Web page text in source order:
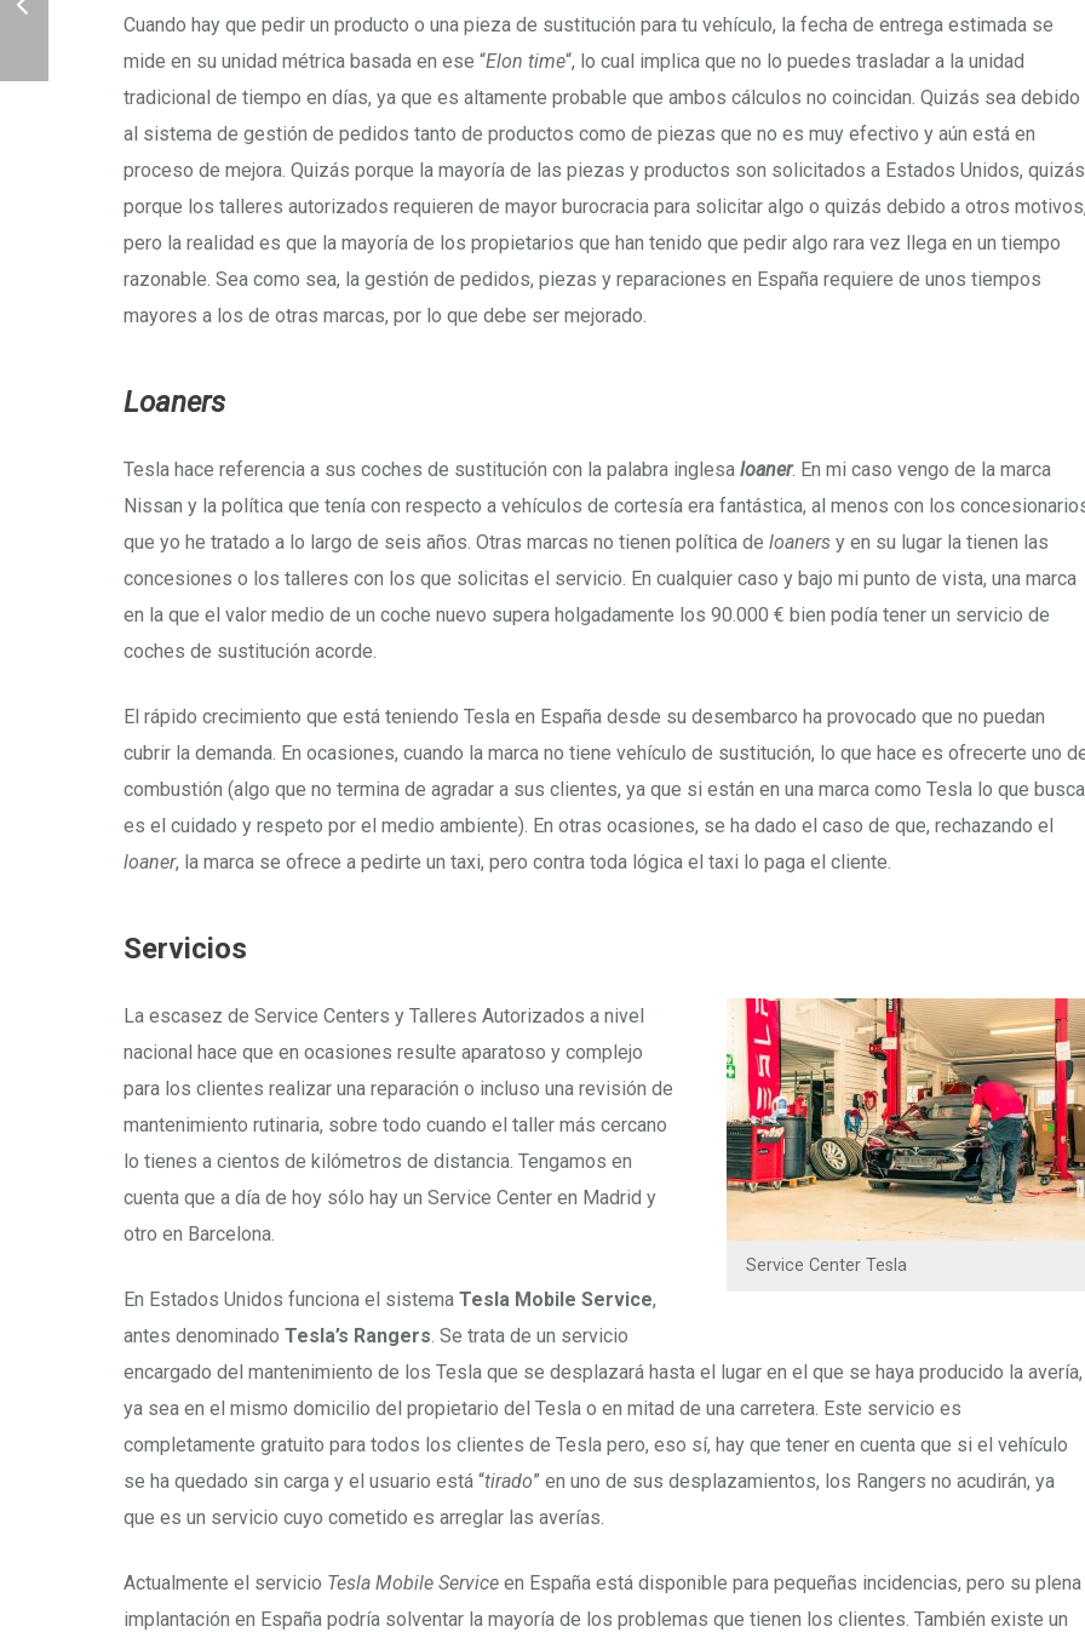
Cuando hay que pedir un producto o una pieza de sustitución para tu vehículo, la fecha de entrega estimada se
mide en su unidad métrica basada en ese “Elon time“, lo cual implica que no lo puedes trasladar a la unidad
tradicional de tiempo en días, ya que es altamente probable que ambos cálculos no coincidan. Quizás sea debido
al sistema de gestión de pedidos tanto de productos como de piezas que no es muy efectivo y aún está en
proceso de mejora. Quizás porque la mayoría de las piezas y productos son solicitados a Estados Unidos, quizás
porque los talleres autorizados requieren de mayor burocracia para solicitar algo o quizás debido a otros
pero la realidad es que la mayoría de los propietarios que han tenido que pedir algo rara vez llega en un tiempo
razonable. Sea como sea, la gestión de pedidos, piezas y reparaciones en España requiere de unos tiempos
mayores a los de otras marcas, por lo que debe ser mejorado.
Loaners
Tesla hace referencia a sus coches de sustitución con la palabra inglesa loaner. En mi caso vengo de la marca
Nissan y la política que tenía con respecto a vehículos de cortesía era fantástica, al menos con los
que yo he tratado a lo largo de seis años. Otras marcas no tienen política de loaners y en su lugar la tienen las
concesiones o los talleres con los que solicitas el servicio. En cualquier caso y bajo mi punto de vista, una marca
en la que el valor medio de un coche nuevo supera holgadamente los 90.000 € bien podía tener un servicio de
coches de sustitución acorde.
El rápido crecimiento que está teniendo Tesla en España desde su desembarco ha provocado que no puedan
cubrir la demanda. En ocasiones, cuando la marca no tiene vehículo de sustitución, lo que hace es ofrecerte uno
combustión (algo que no termina de agradar a sus clientes, ya que si están en una marca como Tesla lo que busca
es el cuidado y respeto por el medio ambiente). En otras ocasiones, se ha dado el caso de que, rechazando el
loaner, la marca se ofrece a pedirte un taxi, pero contra toda lógica el taxi lo paga el cliente.
Servicios
Service Center Tesla
La escasez de Service Centers y Talleres Autorizados a nivel
nacional hace que en ocasiones resulte aparatoso y complejo
para los clientes realizar una reparación o incluso una revisión de
mantenimiento rutinaria, sobre todo cuando el taller más cercano
lo tienes a cientos de kilómetros de distancia. Tengamos en
cuenta que a día de hoy sólo hay un Service Center en Madrid y
otro en Barcelona.
En Estados Unidos funciona el sistema Tesla Mobile Service,
antes denominado Tesla’s Rangers . Se trata de un servicio
encargado del mantenimiento de los Tesla que se desplazará hasta el lugar en el que se haya producido la avería,
ya sea en el mismo domicilio del propietario del Tesla o en mitad de una carretera. Este servicio es
completamente gratuito para todos los clientes de Tesla pero, eso sí, hay que tener en cuenta que si el vehículo
se ha quedado sin carga y el usuario está “tirado” en uno de sus desplazamientos, los Rangers no acudirán, ya
que es un servicio cuyo cometido es arreglar las averías.
Actualmente el servicio Tesla Mobile Service en España está disponible para pequeñas incidencias, pero su plena
implantación en España podría solventar la mayoría de los problemas que tienen los clientes. También existe un